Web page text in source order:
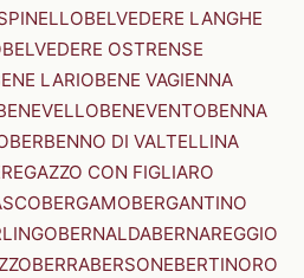
BELVEDERE LANGHE
BELVEDERE OSTRENSE
LARIOBENE VAGIENNA
BENEVENTOBENNA
BERBENNO DI VALTELLINA
CON FIGLIARO
BERGAMOBERGANTINO
BERNALDABERNAREGGIO
BERRABERSONEBERTINORO